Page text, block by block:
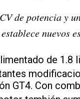
de potencia y
nuevos
de 1.8
GT4. Con